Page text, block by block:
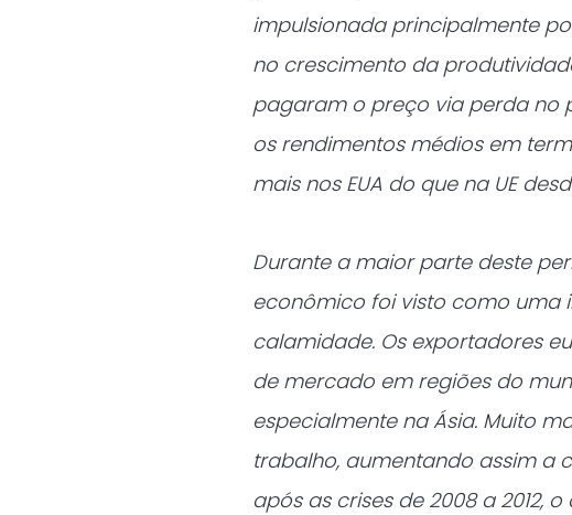
impulsionada principalmente
no crescimento da
pagaram o preço via perda no
os rendimentos médios em
mais nos EUA do que na UE
Durante a maior parte deste
econômico foi visto como uma
calamidade. Os exportadores
de mercado em regiões do
especialmente na Ásia. Muito
trabalho, aumentando assim a
após as crises de 2008 a 2012,